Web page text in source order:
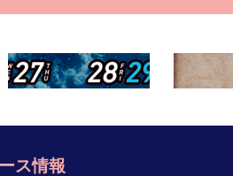
ス情報